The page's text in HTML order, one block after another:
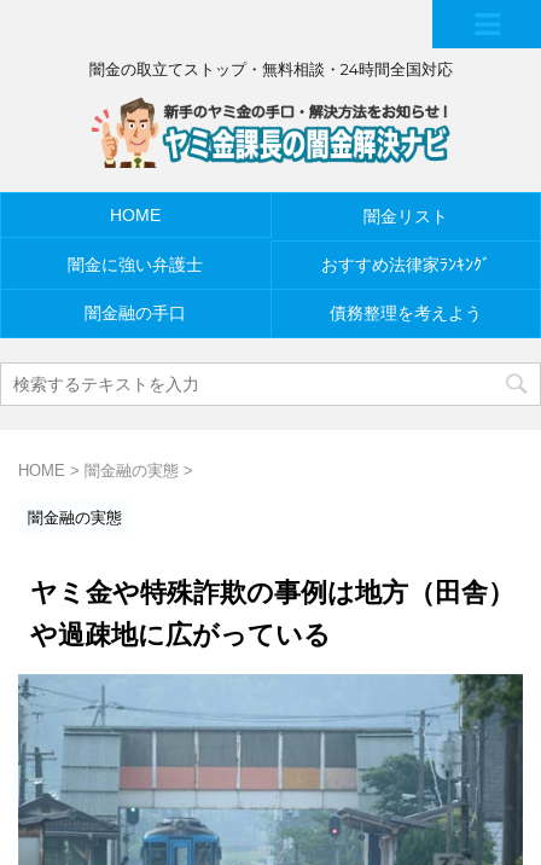
闇金の取立てストップ・無料相談・24時間全国対応
HOME 闇金リスト
闇金に強い弁護士 おすすめ法律家ﾗﾝｷﾝｸﾞ
闇金融の手口 債務整理を考えよう
HOME > 闇金融の実態 >
闇金融の実態
ヤミ金や特殊詐欺の事例は地方（田舎）
や過疎地に広がっている